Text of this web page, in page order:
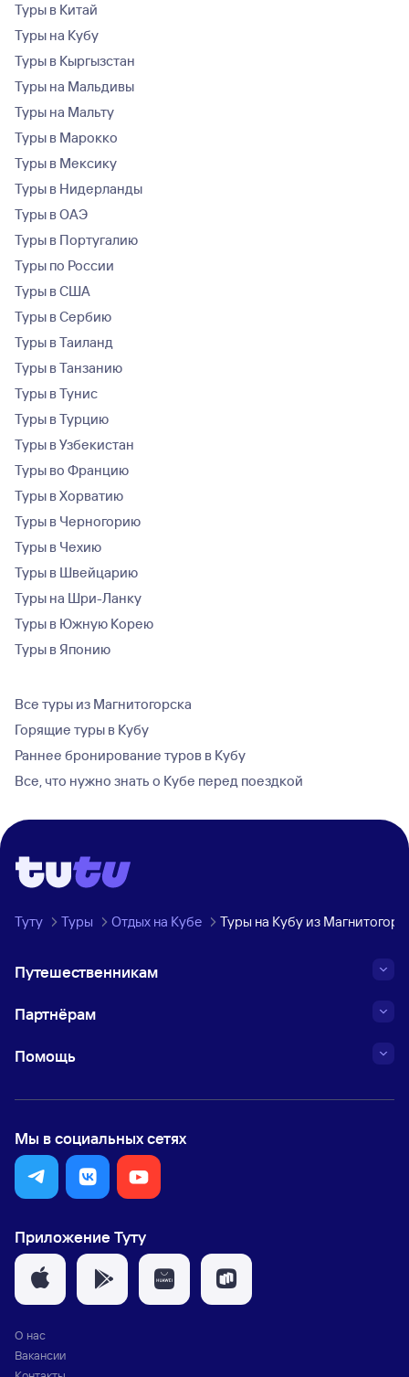
Туры в Китай
Туры на Кубу
Туры в Кыргызстан
Туры на Мальдивы
Туры на Мальту
Туры в Марокко
Туры в Мексику
Туры в Нидерланды
Туры в ОАЭ
Туры в Португалию
Туры по России
Туры в США
Туры в Сербию
Туры в Таиланд
Туры в Танзанию
Туры в Тунис
Туры в Турцию
Туры в Узбекистан
Туры во Францию
Туры в Хорватию
Туры в Черногорию
Туры в Чехию
Туры в Швейцарию
Туры на Шри-Ланку
Туры в Южную Корею
Туры в Японию
Все туры из Магнитогорска
Горящие туры в Кубу
Раннее бронирование туров в Кубу
Все, что нужно знать о Кубе перед поездкой
Туту Туры Отдых на Кубе Туры на Кубу из
Путешественникам
Партнёрам
Помощь
Мы в социальных сетях
Приложение Туту
О нас
Вакансии